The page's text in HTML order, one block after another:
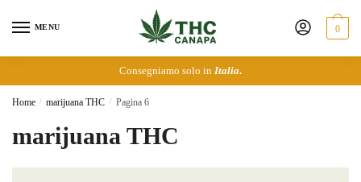
MENU 0
Consegniamo solo in Italia.
Home / marijuana THC / Pagina 6
marijuana THC